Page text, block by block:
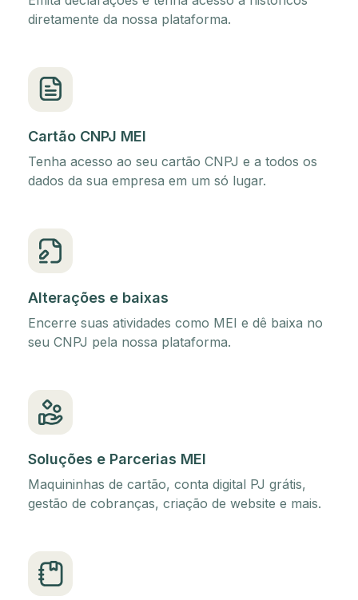
diretamente da nossa plataforma.
Cartão CNPJ MEI
Tenha acesso ao seu cartão CNPJ e a todos os
dados da sua empresa em um só lugar.
Alterações e baixas
Encerre suas atividades como MEI e dê baixa no
seu CNPJ pela nossa plataforma.
Soluções e Parcerias MEI
Maquininhas de cartão, conta digital PJ grátis,
gestão de cobranças, criação de website e mais.